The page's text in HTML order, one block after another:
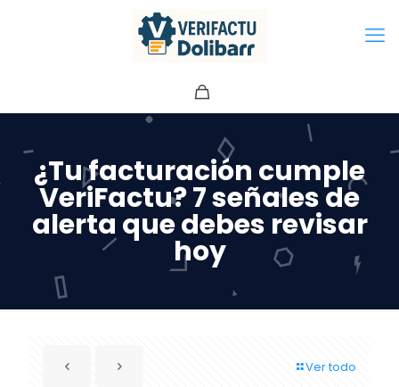
¿Tu facturación cumple
VeriFactu? 7 señales de
alerta que debes revisar
hoy
Ver todo